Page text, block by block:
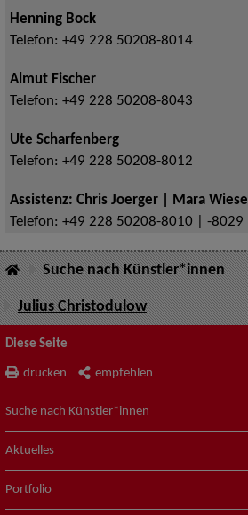
Henning Bock
Telefon: +49 228 50208-8014
Almut Fischer
Telefon: +49 228 50208-8043
Ute Scharfenberg
Telefon: +49 228 50208-8012
Assistenz: Chris Joerger | Mara Wiese
Telefon: +49 228 50208-8010 | -8029
Suche nach Künstler*innen
Julius Christodulow
Diese Seite
drucken empfehlen
Suche nach Künstler*innen
Aktuelles
Portfolio